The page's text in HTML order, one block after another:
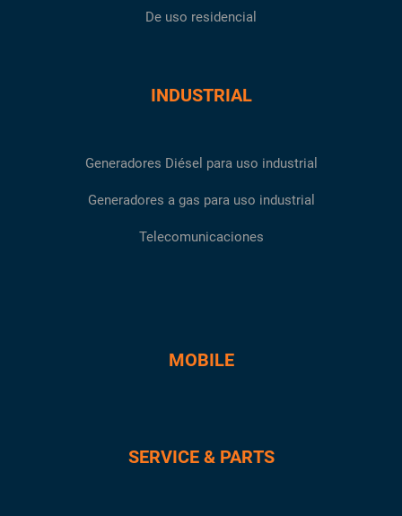
De uso residencial
INDUSTRIAL
Generadores Diésel para uso industrial
Generadores a gas para uso industrial
Telecomunicaciones
MOBILE
SERVICE & PARTS